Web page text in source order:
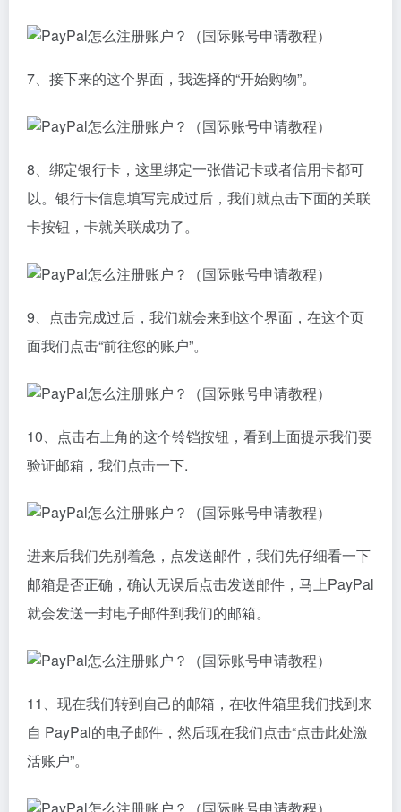
7、接下来的这个界面，我选择的“开始购物”。
8、绑定银行卡，这里绑定一张借记卡或者信用卡都可
以。银行卡信息填写完成过后，我们就点击下面的关联
卡按钮，卡就关联成功了。
9、点击完成过后，我们就会来到这个界面，在这个页
面我们点击“前往您的账户”。
10、点击右上角的这个铃铛按钮，看到上面提示我们要
验证邮箱，我们点击一下.
进来后我们先别着急，点发送邮件，我们先仔细看一下
邮箱是否正确，确认无误后点击发送邮件，马上PayPal
就会发送一封电子邮件到我们的邮箱。
11、现在我们转到自己的邮箱，在收件箱里我们找到来
自 PayPal的电子邮件，然后现在我们点击“点击此处激
活账户”。